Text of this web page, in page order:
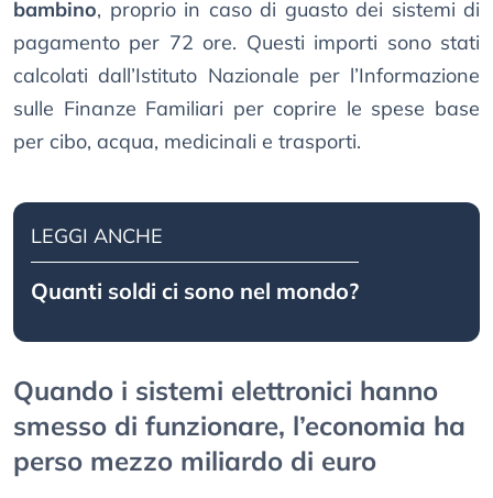
bambino, proprio in caso di guasto dei sistemi di
pagamento per 72 ore. Questi importi sono stati
calcolati dall’Istituto Nazionale per l’Informazione
sulle Finanze Familiari per coprire le spese base
per cibo, acqua, medicinali e trasporti.
LEGGI ANCHE
Quanti soldi ci sono nel mondo?
Quando i sistemi elettronici hanno
smesso di funzionare, l’economia ha
perso mezzo miliardo di euro